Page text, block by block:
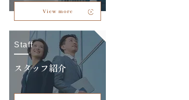
View more
Staff
スタッフ紹介